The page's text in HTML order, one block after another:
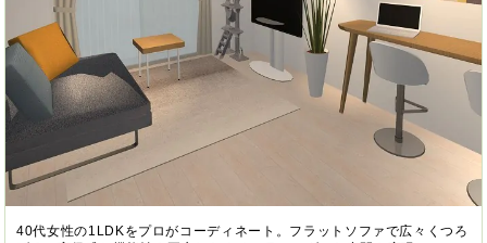
40代女性の1LDKをプロがコーディネート。フラットソファで広々くつろ